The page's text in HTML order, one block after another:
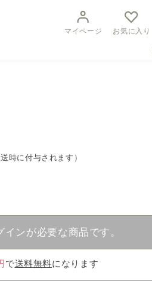
マイページ お気に入り
時に付与されます）
インが必要な商品です。
で送料無料になります